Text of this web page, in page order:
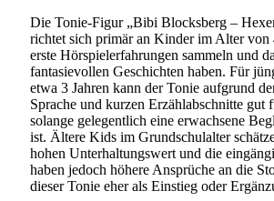
Die Tonie-Figur „Bibi Blocksberg –
richtet sich primär an Kinder im Alter von
erste Hörspielerfahrungen sammeln und
fantasievollen Geschichten haben. Für
etwa 3 Jahren kann der Tonie aufgrund
Sprache und kurzen Erzählabschnitte gut
solange gelegentlich eine erwachsene
ist. Ältere Kids im Grundschulalter
hohen Unterhaltungswert und die
haben jedoch höhere Ansprüche an die
dieser Tonie eher als Einstieg oder